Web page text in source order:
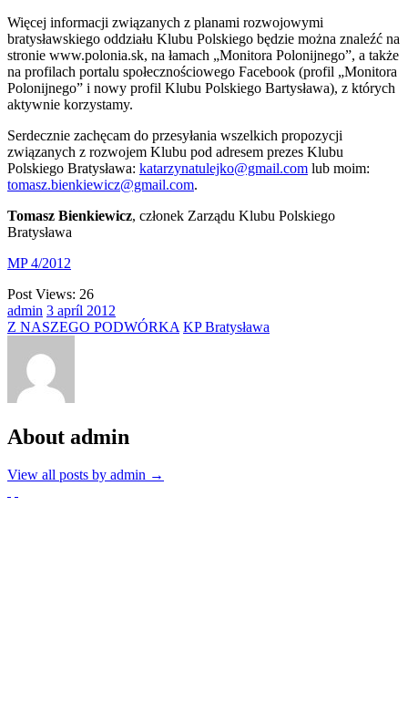
Więcej informacji związanych z planami rozwojowymi
bratysławskiego oddziału Klubu Polskiego będzie można znaleźć na
stronie www.polonia.sk, na łamach „Monitora Polonijnego”, a także
na profilach portalu społecznościowego Facebook (profil „Monitora
Polonijnego” i nowy profil Klubu Polskiego Bartysława), z których
aktywnie korzystamy.
Serdecznie zachęcam do przesyłania wszelkich propozycji
związanych z rozwojem Klubu pod adresem prezes Klubu
Polskiego Bratysława: katarzynatulejko@gmail.com lub moim:
tomasz.bienkiewicz@gmail.com.
Tomasz Bienkiewicz, członek Zarządu Klubu Polskiego
Bratysława
MP 4/2012
Post Views: 26
admin 3 apríl 2012
Z NASZEGO PODWÓRKA KP Bratysława
About admin
View all posts by admin →